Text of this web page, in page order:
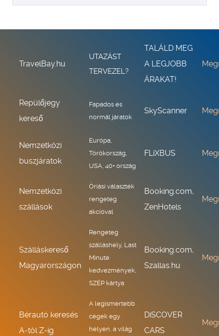
TravelBay.hu
UTAZÁST
TERVEZEL?
TALÁLD MEG
A LEGJOBB
ÁRAKAT!
Repülőjegy
kereső
Fapados és
normál járatok
SkyScanner
Nemzetközi
buszjáratok
Európa,
Törökország,
USA, 40+ ország
FLiXBUS
Nemzetközi
szállások
Óriási választék
rengeteg
akcióval
Booking.com,
ZenHotels
Szálláskereső
Magyarországon
Rengeteg
szálláshely, Last
Minute
kedvezmények,
SZÉP kártya
Booking.com,
Szallas.hu
Bérautó keresés
A-tól Z-ig
A legismertebb
cégek egy
helyen, a világ
DiSCOVER
CARS